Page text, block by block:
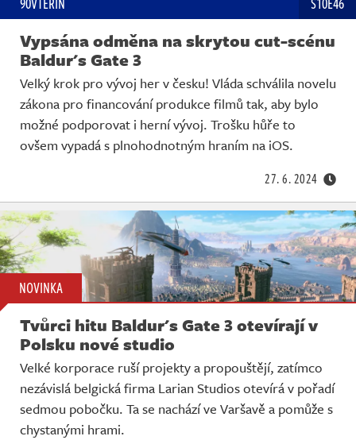
Vypsána odměna na skrytou cut-scénu
Baldur's Gate 3
Velký krok pro vývoj her v česku! Vláda schválila novelu
zákona pro financování produkce filmů tak, aby bylo
možné podporovat i herní vývoj. Trošku hůře to
ovšem vypadá s plnohodnotným hraním na iOS.
27. 6. 2024
NOVINKA
Tvůrci hitu Baldur's Gate 3 otevírají v
Polsku nové studio
Velké korporace ruší projekty a propouštějí, zatímco
nezávislá belgická firma Larian Studios otevírá v pořadí
sedmou pobočku. Ta se nachází ve Varšavě a pomůže s
chystanými hrami.